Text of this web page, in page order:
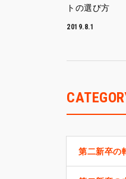
トの選び方
2019.8.1
第二新卒の